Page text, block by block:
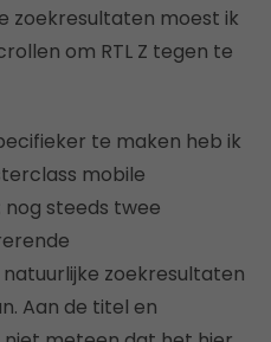
zoekresultaten moest ik
om RTL Z tegen te
te maken heb ik
mobile
nog steeds twee
zoekresultaten
Aan de titel en